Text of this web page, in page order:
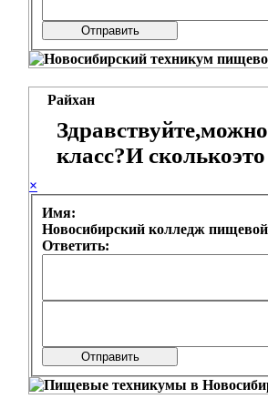
Райхан
класс?И сколькоэто
×
Имя:
Новосибирский колледж
Ответить: